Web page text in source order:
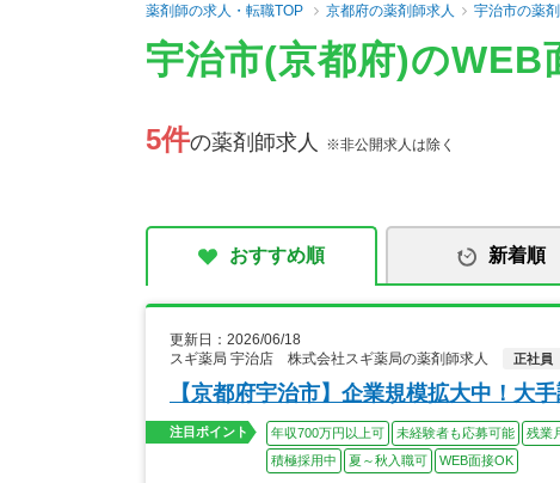
薬剤師の求人・転職TOP 京都府の薬剤師求人 宇治市の薬
宇治市(京都府)のWEB
5件の薬剤師求人 ※非公開求人は除く
おすすめ順 新着順
更新日：2026/06/18
スギ薬局 宇治店 株式会社スギ薬局の薬剤師求人
正社員
【京都府宇治市】企業規模拡大中！大
注目ポイント 年収700万円以上可 未経験者も応募可能 残業
積極採用中
夏～秋入職可 WEB面接OK